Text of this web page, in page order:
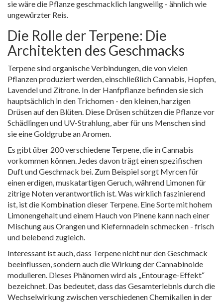
sie wäre die Pflanze geschmacklich langweilig - ähnlich wie
ungewürzter Reis.
Die Rolle der Terpene: Die
Architekten des Geschmacks
Terpenesind organische Verbindungen, die von vielen
Pflanzen produziert werden, einschließlich Cannabis, Hopfen,
Lavendel und Zitrone. In der Hanfpflanze befinden sie sich
hauptsächlich in den Trichomen - den kleinen, harzigen
Drüsen auf den Blüten. Diese Drüsen schützen die Pflanze vor
Schädlingen und UV-Strahlung, aber für uns Menschen sind
sie eine Goldgrube an Aromen.
Es gibt über 200 verschiedene Terpene, die in Cannabis
vorkommen können. Jedes davon trägt einen spezifischen
Duft und Geschmack bei. Zum Beispiel sorgt Myrcen für
einen erdigen, muskatartigen Geruch, während Limonen für
zitrige Noten verantwortlich ist. Was wirklich faszinierend
ist, ist die Kombination dieser Terpene. Eine Sorte mit hohem
Limonengehalt und einem Hauch von Pinene kann nach einer
Mischung aus Orangen und Kiefernnadeln schmecken - frisch
und belebend zugleich.
Interessant ist auch, dass Terpene nicht nur den Geschmack
beeinflussen, sondern auch die Wirkung der Cannabinoide
modulieren. Dieses Phänomen wird als „Entourage-Effekt“
bezeichnet. Das bedeutet, dass das Gesamterlebnis durch die
Wechselwirkung zwischen verschiedenen Chemikalien in der